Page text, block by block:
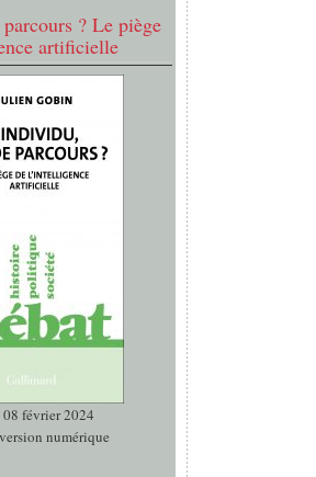
? Le piège
artificielle
février 2024
numérique